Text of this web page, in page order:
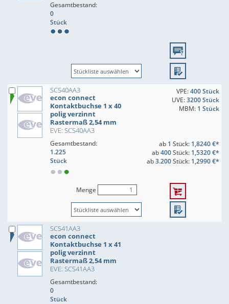
Gesamtbestand:
0
Stück
SCS40AA3
econ connect
Kontaktbuchse 1 x 40
polig verzinnt
Rastermaß 2,54 mm
EVE: SCS40AA3
VPE:400 Stück
UVE:3200 Stück
MBM: 1 Stück
Gesamtbestand:
1.225
Stück
ab 1 Stück: 1,8240 €*
ab400Stück: 1,5320 €*
ab3.200Stück: 1,2990 €*
Menge
SCS41AA3
econ connect
Kontaktbuchse 1 x 41
polig verzinnt
Rastermaß 2,54 mm
EVE: SCS41AA3
Gesamtbestand:
0
Stück